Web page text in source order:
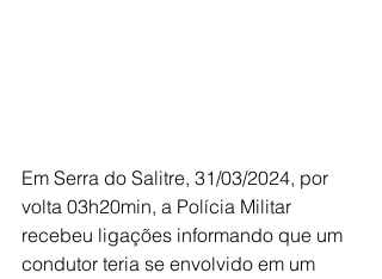
Em Serra do Salitre, 31/03/2024, por
volta 03h20min, a Polícia Militar
recebeu ligações informando que um
condutor teria se envolvido em um